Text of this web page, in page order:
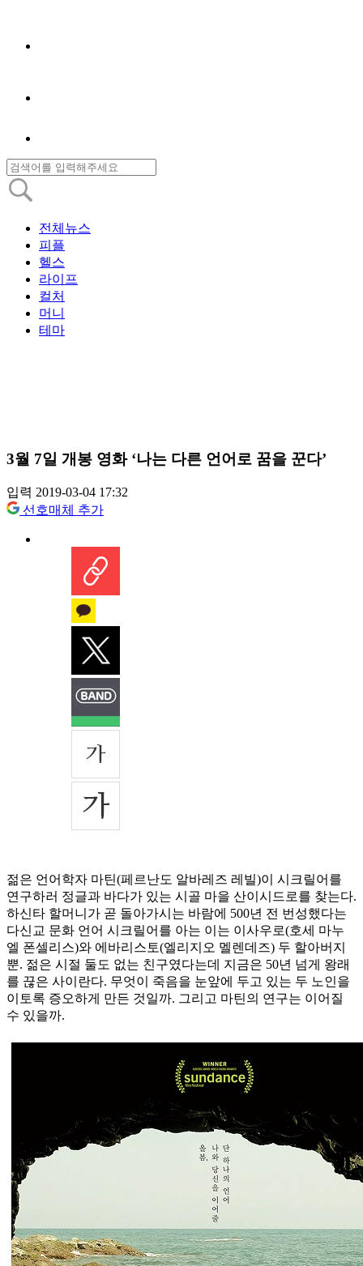
전체뉴스
피플
헬스
라이프
컬처
머니
테마
3월 7일 개봉 영화 ‘나는 다른 언어로 꿈을 꾼다’
입력 2019-03-04 17:32
선호매체 추가
젊은 언어학자 마틴(페르난도 알바레즈 레빌)이 시크릴어를
연구하러 정글과 바다가 있는 시골 마을 산이시드로를 찾는다.
하신타 할머니가 곧 돌아가시는 바람에 500년 전 번성했다는
다신교 문화 언어 시크릴어를 아는 이는 이사우로(호세 마누
엘 폰셀리스)와 에바리스토(엘리지오 멜렌데즈) 두 할아버지
뿐. 젊은 시절 둘도 없는 친구였다는데 지금은 50년 넘게 왕래
를 끊은 사이란다. 무엇이 죽음을 눈앞에 두고 있는 두 노인을
이토록 증오하게 만든 것일까. 그리고 마틴의 연구는 이어질
수 있을까.